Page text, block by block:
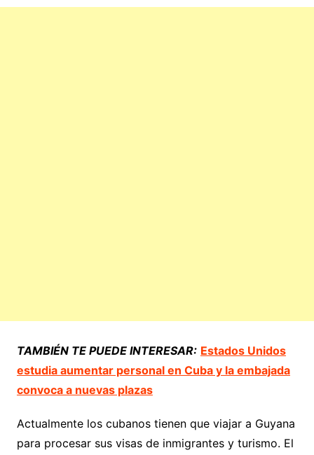
TAMBIÉN TE PUEDE INTERESAR: Estados Unidos
estudia aumentar personal en Cuba y la embajada
convoca a nuevas plazas
Actualmente los cubanos tienen que viajar a Guyana
para procesar sus visas de inmigrantes y turismo. El